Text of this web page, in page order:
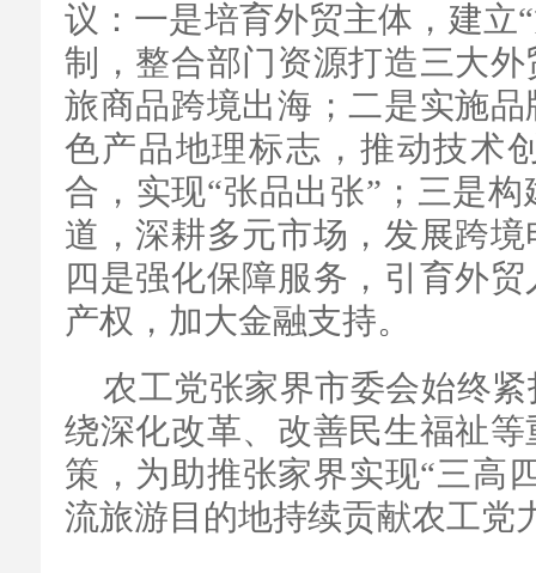
议：一是培育外贸主体，建立
制，整合部门资源打造三大
旅商品跨境出海；二是实施
色产品地理标志，推动技术
合，实现“张品出张”；三是
道，深耕多元市场，发展跨
四是强化保障服务，引育外
产权，加大金融支持。
农工党张家界市委会始终
绕深化改革、改善民生福祉
策，为助推张家界实现“三高
流旅游目的地持续贡献农工党